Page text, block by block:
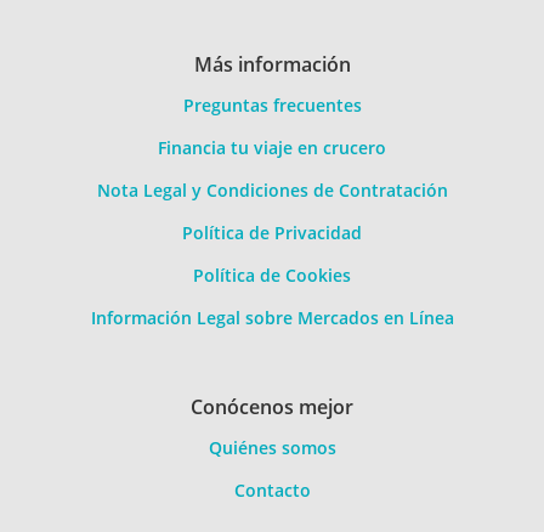
Más información
Preguntas frecuentes
Financia tu viaje en crucero
Nota Legal y Condiciones de Contratación
Política de Privacidad
Política de Cookies
Información Legal sobre Mercados en Línea
Conócenos mejor
Quiénes somos
Contacto